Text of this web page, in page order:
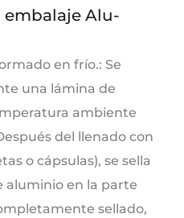
embalaje Alu-
en frío.: Se
una lámina de
ambiente
del llenado con
o cápsulas), se sella
aluminio en la parte
sellado,